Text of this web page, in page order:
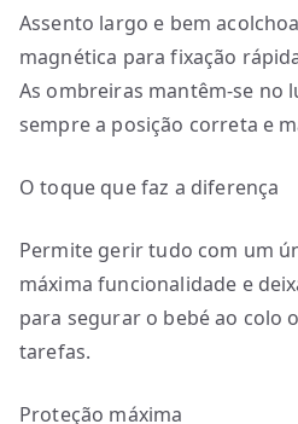
Assento largo e bem
magnética para fixação
As ombreiras mantêm-se no
sempre a posição correta e
O toque que faz a diferença
Permite gerir tudo com um
máxima funcionalidade e
para segurar o bebé ao colo
tarefas.
Proteção máxima